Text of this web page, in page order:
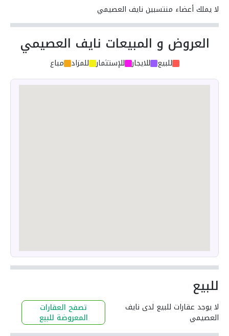
لا يملك أعضاء منتسبين نايف العصيمي
العروض و المبيعات نايف العصيمي
للبيع للايجار للإستثمار للمزاد مباع
للبيع
لا يوجد عقارات للبيع لدى نايف
العصيمي
تصفح العقارات
المعروضة للبيع